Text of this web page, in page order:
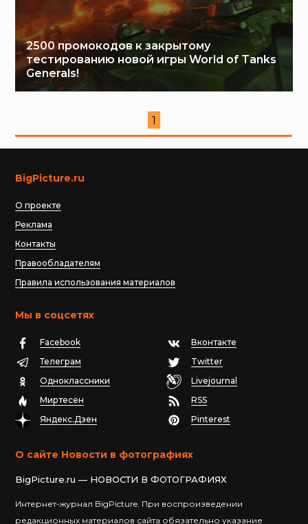
2500 промокодов к закрытому
тестированию новой игры World of Tanks
Generals!
1
BigPicture.ru
О проекте
Реклама
Контакты
Правообладателям
Правила использования материалов
Мы в соцсетях
Facebook
Вконтакте
Телеграм
Twitter
Одноклассники
Livejournal
Миртесен
RSS
Яндекс.Дзен
Pinterest
О сайте Новости в фотографиях
BigPicture.ru — НОВОСТИ В ФОТОГРАФИЯХ
Интернет-журнал BigPicture. При воспроизведении
редакционных материалов сайта обязательно указание